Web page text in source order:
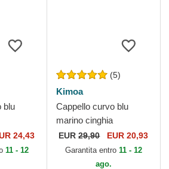
blu
di
24,43
11 - 12
(5)
Kimoa
Cappello curvo blu
marino cinghia
regolabile Racing 14 di
Kimoa
EUR29,90 EUR 20,93
Garantita entro 11 - 12
ago.